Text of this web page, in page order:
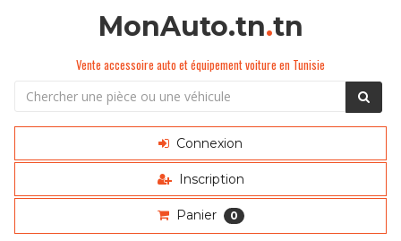
MonAuto.tn.tn
Vente accessoire auto et équipement voiture en Tunisie
Connexion
Inscription
Panier 0